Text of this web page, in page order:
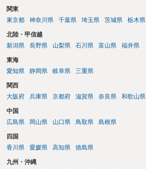
関東
東京都
神奈川県 千葉県 埼玉県 茨城県 栃木県
北陸・甲信越
新潟県
長野県 山梨県 石川県 富山県 福井県
東海
愛知県
静岡県 岐阜県 三重県
関西
大阪府
兵庫県 京都府 滋賀県 奈良県 和歌山県
中国
広島県
岡山県 山口県 鳥取県 島根県
四国
香川県
愛媛県 高知県 徳島県
九州・沖縄